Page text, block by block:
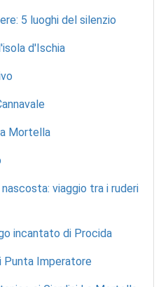
5 luoghi del silenzio
d'Ischia
Mortella
viaggio tra i ruderi
incantato di Procida
Punta Imperatore